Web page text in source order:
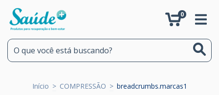
0
Início > COMPRESSÃO > breadcrumbs.marcas1